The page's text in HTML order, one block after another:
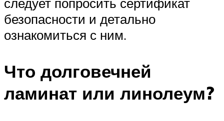
безопасности и детально
ознакомиться с ним.
Что долговечней
ламинат или линолеум?